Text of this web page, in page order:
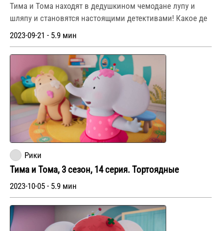
Тима и Тома находят в дедушкином чемодане лупу и
шляпу и становятся настоящими детективами! Какое де
2023-09-21 - 5.9 мин
Рики
Тима и Тома, 3 сезон, 14 серия. Тортоядные
2023-10-05 - 5.9 мин